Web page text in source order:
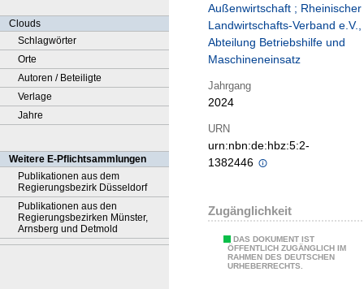
Clouds
Schlagwörter
Orte
Autoren / Beteiligte
Verlage
Jahre
Weitere E-Pflichtsammlungen
Publikationen aus dem
Regierungsbezirk Düsseldorf
Publikationen aus den
Regierungsbezirken Münster,
Arnsberg und Detmold
Außenwirtschaft ; Rheinischer
Landwirtschafts-Verband e.V.,
Abteilung Betriebshilfe und
Maschineneinsatz
Jahrgang
2024
URN
urn:nbn:de:hbz:5:2-
1382446
Zugänglichkeit
DAS DOKUMENT IST
ÖFFENTLICH ZUGÄNGLICH IM
RAHMEN DES DEUTSCHEN
URHEBERRECHTS.